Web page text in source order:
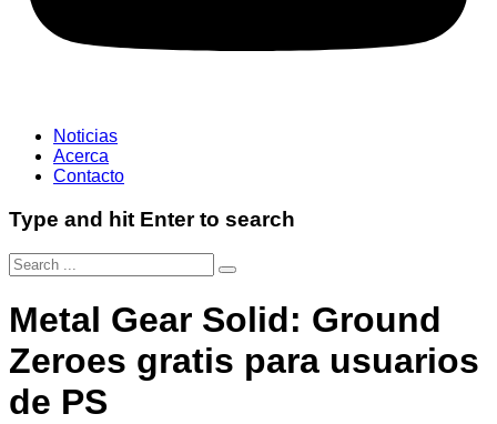
Noticias
Acerca
Contacto
Type and hit Enter to search
Metal Gear Solid: Ground
Zeroes gratis para usuarios
de PS